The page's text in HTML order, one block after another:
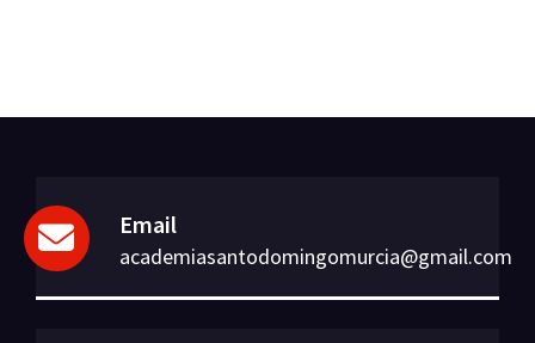
Email
academiasantodomingomurcia@gmail.com